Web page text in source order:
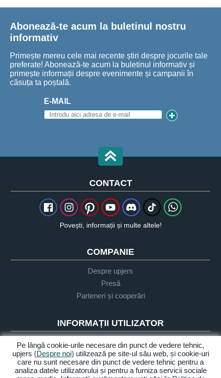
Abonează-te acum la buletinul nostru
informativ
Primește mereu cele mai recente știri despre jocurile tale
preferate! Abonează-te acum la buletinul informativ și
primește informații despre evenimente și campanii în
căsuța ta poștală.
E-MAIL
CONTACT
Povești, informații și multe altele!
COMPANIE
Despre upjers
Presă
Parteneri și cooperări
INFORMAȚII UTILIZATOR
Glosar
Orientare Let's Play
Sprijin
Pe lângă cookie-urile necesare din punct de vedere tehnic,
upjers (Despre noi) utilizează pe site-ul său web, și cookie-uri
care nu sunt necesare din punct de vedere tehnic pentru a
analiza datele utilizatorului și pentru a furniza servicii sociale